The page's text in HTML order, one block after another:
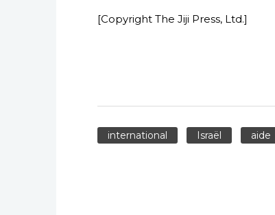
[Copyright The Jiji Press, Ltd.]
international Israël aide